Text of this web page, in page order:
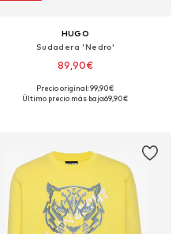
HUGO
Sudadera 'Nedro'
89,90€
Tallas disponibles: XS, S, M, L, XL, XXL
Precio original: 99,90€
Último precio más bajo:69,90€